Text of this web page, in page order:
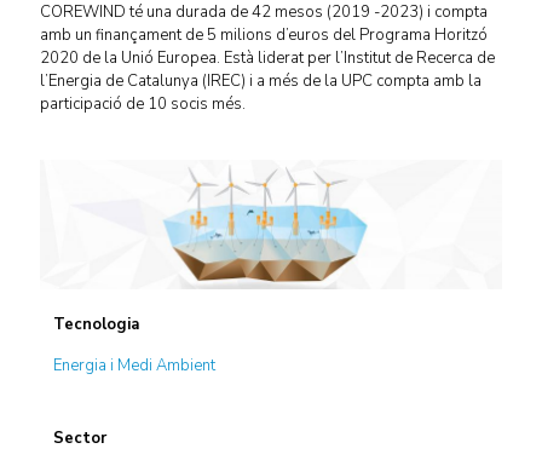
COREWIND té una durada de 42 mesos (2019 -2023) i compta
amb un finançament de 5 milions d’euros del Programa Horitzó
2020 de la Unió Europea. Està liderat per l’Institut de Recerca de
l’Energia de Catalunya (IREC) i a més de la UPC compta amb la
participació de 10 socis més.
Tecnologia
Energia i Medi Ambient
Sector